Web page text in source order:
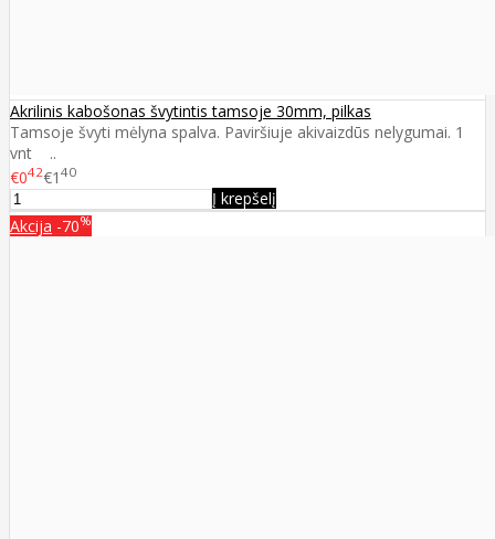
Akrilinis kabošonas švytintis tamsoje 30mm, pilkas
Tamsoje švyti mėlyna spalva. Paviršiuje akivaizdūs nelygumai. 1
vnt ..
€042€1 40
Į krepšelį
Akcija -70%